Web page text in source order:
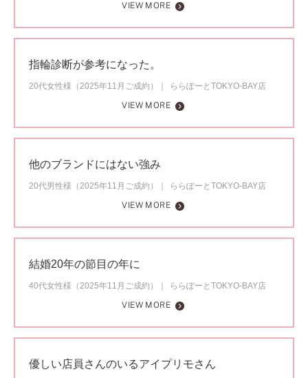
VIEW MORE
指輪診断が参考になった。
20代女性様（2025年11月ご成約）
ららぽーとTOKYO-BAY店
VIEW MORE
他のブランドにはない強み
20代男性様（2025年11月ご成約）
ららぽーとTOKYO-BAY店
VIEW MORE
結婚20年の節目の年に
40代女性様（2025年11月ご成約）
ららぽーとTOKYO-BAY店
VIEW MORE
優しい店員さんのいるアイプリモさん